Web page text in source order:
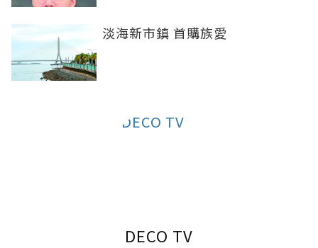
淡海新市鎮 首購族愛
DECO TV